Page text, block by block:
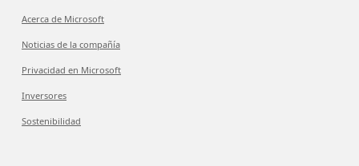
Acerca de Microsoft
Noticias de la compañía
Privacidad en Microsoft
Inversores
Sostenibilidad